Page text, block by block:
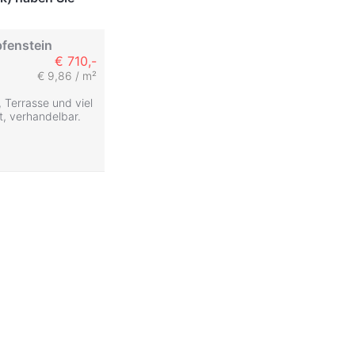
€ 710,-
€ 9,86 / m²
Terrasse und viel
verhandelbar.